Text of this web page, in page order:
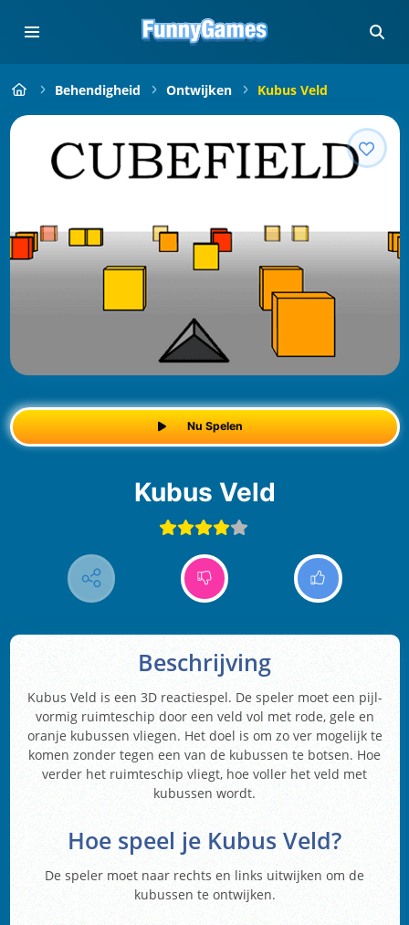
Behendigheid Ontwijken Kubus Veld
Nu Spelen
Kubus Veld
Beschrijving
Kubus Veld is een 3D reactiespel. De speler moet een pijl-
vormig ruimteschip door een veld vol met rode, gele en
oranje kubussen vliegen. Het doel is om zo ver mogelijk te
komen zonder tegen een van de kubussen te botsen. Hoe
verder het ruimteschip vliegt, hoe voller het veld met
kubussen wordt.
Hoe speel je Kubus Veld?
De speler moet naar rechts en links uitwijken om de
kubussen te ontwijken.